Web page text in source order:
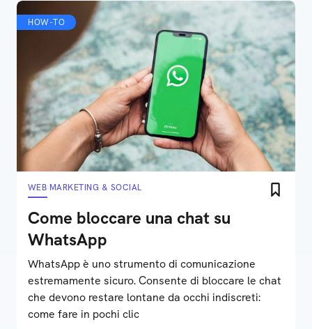
HOW-TO
WEB MARKETING & SOCIAL
Come bloccare una chat su
WhatsApp
WhatsApp è uno strumento di comunicazione
estremamente sicuro. Consente di bloccare le chat
che devono restare lontane da occhi indiscreti:
come fare in pochi clic